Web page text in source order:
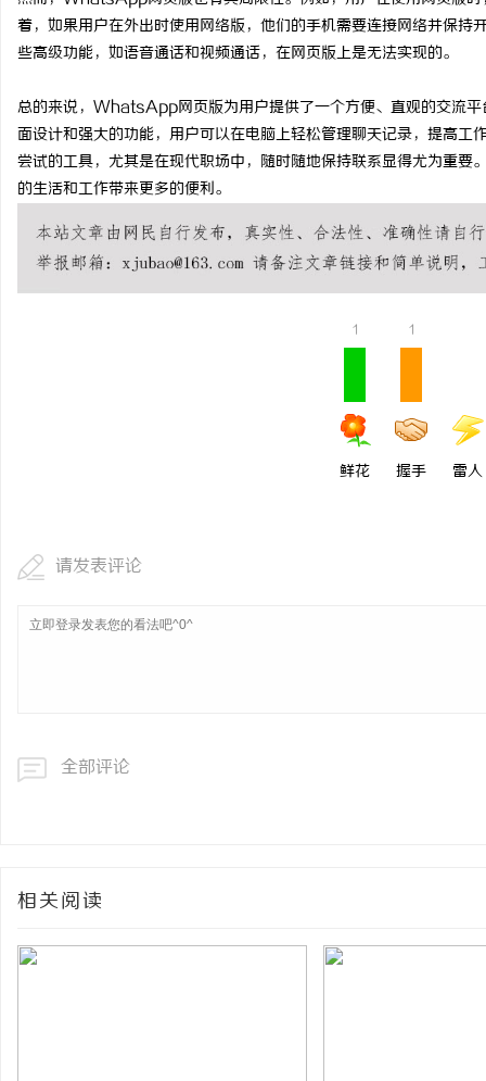
着，如果用户在外出时使用网络版，他们的手机需要连接网络并保
些高级功能，如语音通话和视频通话，在网页版上是无法实现的。
总的来说，WhatsApp网页版为用户提供了一个方便、直观的交流
面设计和强大的功能，用户可以在电脑上轻松管理聊天记录，提高
尝试的工具，尤其是在现代职场中，随时随地保持联系显得尤为重
的生活和工作带来更多的便利。
1
鲜花
1
握手 雷人
请发表评论
全部评论
相关阅读
数字资产的资本化之路